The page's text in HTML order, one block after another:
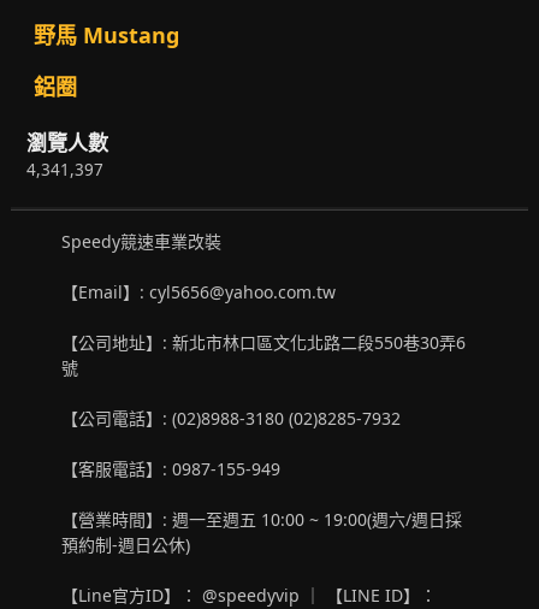
野馬 Mustang
鋁圈
瀏覽人數
4,341,397
Speedy競速車業改裝
【Email】: cyl5656@yahoo.com.tw
【公司地址】: 新北市林口區文化北路二段550巷30弄6
號
【公司電話】: (02)8988-3180 (02)8285-7932
【客服電話】: 0987-155-949
【營業時間】: 週一至週五 10:00 ~ 19:00(週六/週日採
預約制-週日公休)
【Line官方ID】： @speedyvip ｜ 【LINE ID】：